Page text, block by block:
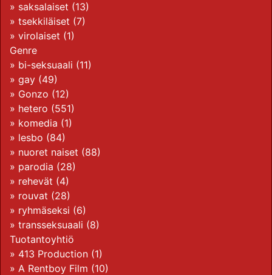
» saksalaiset (13)
» tsekkiläiset (7)
» virolaiset (1)
Genre
» bi-seksuaali (11)
» gay (49)
» Gonzo (12)
» hetero (551)
» komedia (1)
» lesbo (84)
» nuoret naiset (88)
» parodia (28)
» rehevät (4)
» rouvat (28)
» ryhmäseksi (6)
» transseksuaali (8)
Tuotantoyhtiö
» 413 Production (1)
» A Rentboy Film (10)